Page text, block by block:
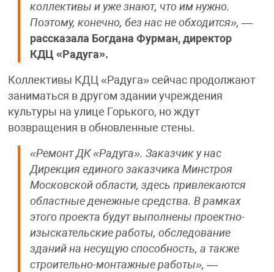
коллективы и уже знают, что им нужно.
Поэтому, конечно, без нас не обходится», —
рассказала Богдана Фурман, директор
КДЦ «Радуга».
Коллективы КДЦ «Радуга» сейчас продолжают
заниматься в другом здании учреждения
культуры на улице Горького, но ждут
возвращения в обновленные стены.
«Ремонт ДК «Радуга». Заказчик у нас
Дирекция единого заказчика Минстроя
Московской области, здесь привлекаются
областные денежные средства. В рамках
этого проекта будут выполнены проектно-
изыскательские работы, обследование
зданий на несущую способность, а также
строительно-монтажные работы», —